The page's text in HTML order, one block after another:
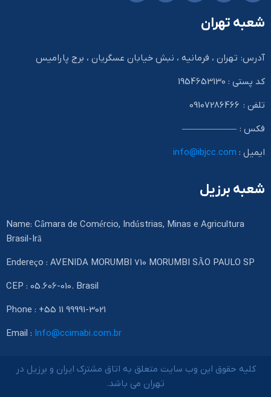
شعبه تهران
آدرس: تهران ، فرمانیه ، نبش خیابان عسگریان ، برج پارامیس
کد پستی : 1954653130
تلفن : 09107286466
فکس : ——————
ایمیل : info@ibjcc.com
شعبه برزیل
Name: Câmara de Comércio, Indústrias, Minas e Agricultura
Brasil-Irã
Endereço : AVENIDA MORUMBI 710 MORUMBI SÃO PAULO SP
CEP : 05.606-010. Brasil
Phone : +55 11 99991-3021
Email : Info@ccimabi.com.br
کلیه حقوق این وب سایت متعلق به اتاق مشترک ایران و برزیل در
تهران می باشد.